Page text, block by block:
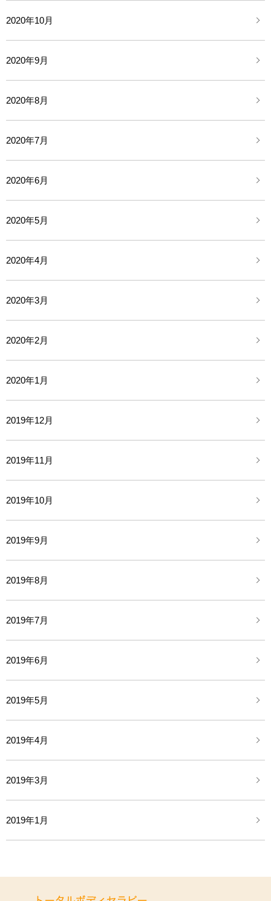
2020年10月
2020年9月
2020年8月
2020年7月
2020年6月
2020年5月
2020年4月
2020年3月
2020年2月
2020年1月
2019年12月
2019年11月
2019年10月
2019年9月
2019年8月
2019年7月
2019年6月
2019年5月
2019年4月
2019年3月
2019年1月